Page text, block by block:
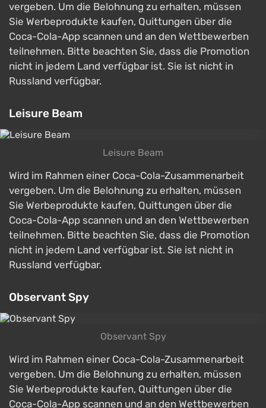
vergeben. Um die Belohnung zu erhalten, müssen
Sie Werbeprodukte kaufen, Quittungen über die
Coca-Cola-App scannen und an den Wettbewerben
teilnehmen. Bitte beachten Sie, dass die Promotion
nicht in jedem Land verfügbar ist. Sie ist nicht in
Russland verfügbar.
Leisure Beam
Leisure Beam
Wird im Rahmen einer Coca-Cola-Zusammenarbeit
vergeben. Um die Belohnung zu erhalten, müssen
Sie Werbeprodukte kaufen, Quittungen über die
Coca-Cola-App scannen und an den Wettbewerben
teilnehmen. Bitte beachten Sie, dass die Promotion
nicht in jedem Land verfügbar ist. Sie ist nicht in
Russland verfügbar.
Observant Spy
Observant Spy
Wird im Rahmen einer Coca-Cola-Zusammenarbeit
vergeben. Um die Belohnung zu erhalten, müssen
Sie Werbeprodukte kaufen, Quittungen über die
Coca-Cola-App scannen und an den Wettbewerben